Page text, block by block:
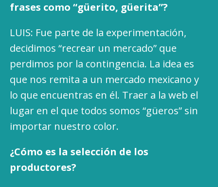
frases como “güerito, güerita”?
LUIS: Fue parte de la experimentación,
decidimos “recrear un mercado” que
perdimos por la contingencia. La idea es
que nos remita a un mercado mexicano y
lo que encuentras en él. Traer a la web el
lugar en el que todos somos “güeros” sin
importar nuestro color.
¿Cómo es la selección de los
productores?